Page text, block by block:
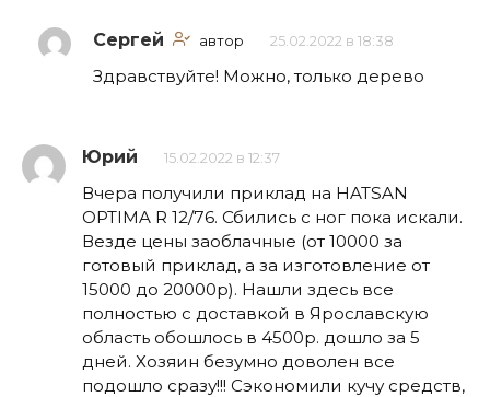
Сергей автор 25.02.2022 в 18:38
Здравствуйте! Можно, только дерево
Юрий 15.02.2022 в 12:37
Вчера получили приклад на HATSAN
OPTIMA R 12/76. Сбились с ног пока искали.
Везде цены заоблачные (от 10000 за
готовый приклад, а за изготовление от
15000 до 20000р). Нашли здесь все
полностью с доставкой в Ярославскую
область обошлось в 4500р. дошло за 5
дней. Хозяин безумно доволен все
подошло сразу!!! Сэкономили кучу средств,